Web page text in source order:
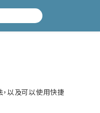
以及可以使用快捷